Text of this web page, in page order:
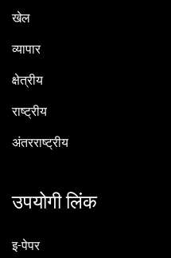
खेल
व्यापार
क्षेत्रीय
राष्ट्रीय
अंतरराष्ट्रीय
उपयोगी लिंक
इ-पेपर